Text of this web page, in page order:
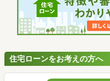
住宅ローンをお考えの方へ